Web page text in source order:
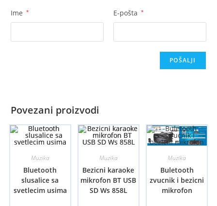
Ime * E-pošta *
Povezani proizvodi
Muzika
Bluetooth
slusalice sa
svetlecim usima
Muzika
Bezicni karaoke
mikrofon BT USB
SD Ws 858L
Muzika
Buletooth
zvucnik i bezicni
mikrofon